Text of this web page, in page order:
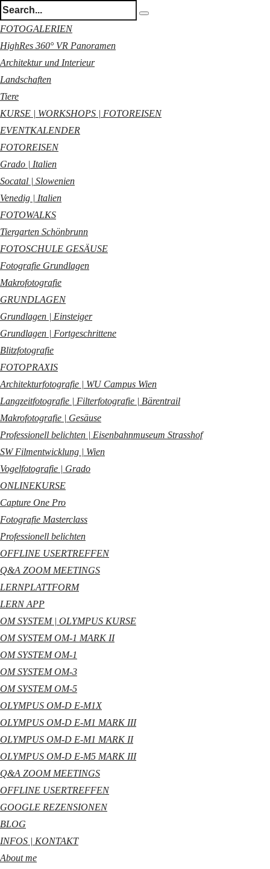
FOTOGALERIEN
HighRes 360° VR Panoramen
Architektur und Interieur
Landschaften
Tiere
KURSE | WORKSHOPS | FOTOREISEN
EVENTKALENDER
FOTOREISEN
Grado | Italien
Socatal | Slowenien
Venedig | Italien
FOTOWALKS
Tiergarten Schönbrunn
FOTOSCHULE GESÄUSE
Fotografie Grundlagen
Makrofotografie
GRUNDLAGEN
Grundlagen | Einsteiger
Grundlagen | Fortgeschrittene
Blitzfotografie
FOTOPRAXIS
Architekturfotografie | WU Campus Wien
Langzeitfotografie | Filterfotografie | Bärentrail
Makrofotografie | Gesäuse
Professionell belichten | Eisenbahnmuseum Strasshof
SW Filmentwicklung | Wien
Vogelfotografie | Grado
ONLINEKURSE
Capture One Pro
Fotografie Masterclass
Professionell belichten
OFFLINE USERTREFFEN
Q&A ZOOM MEETINGS
LERNPLATTFORM
LERN APP
OM SYSTEM | OLYMPUS KURSE
OM SYSTEM OM-1 MARK II
OM SYSTEM OM-1
OM SYSTEM OM-3
OM SYSTEM OM-5
OLYMPUS OM-D E-M1X
OLYMPUS OM-D E-M1 MARK III
OLYMPUS OM-D E-M1 MARK II
OLYMPUS OM-D E-M5 MARK III
Q&A ZOOM MEETINGS
OFFLINE USERTREFFEN
GOOGLE REZENSIONEN
BLOG
INFOS | KONTAKT
About me